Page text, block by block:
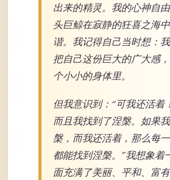
出来的精灵。我的心神自
头巨鲸在寂静的狂喜之海
谐。我记得自己当时想：
把自己这份巨大的广大感
个小小的身体里。
但我意识到：“可我还活着
而且我找到了涅槃。如果
槃，而我还活着，那么每
都能找到涅槃。”我想象着
面充满了美丽、平和、富